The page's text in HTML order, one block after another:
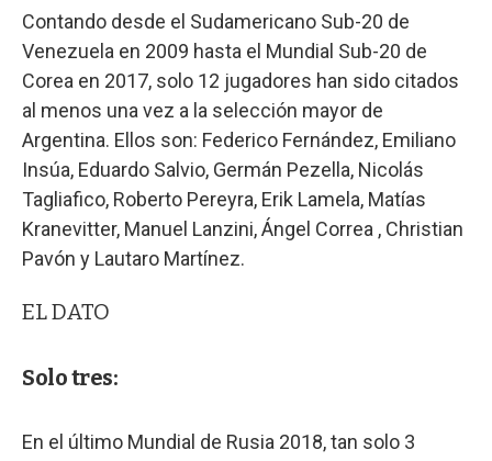
Contando desde el Sudamericano Sub-20 de
Venezuela en 2009 hasta el Mundial Sub-20 de
Corea en 2017, solo 12 jugadores han sido citados
al menos una vez a la selección mayor de
Argentina. Ellos son: Federico Fernández, Emiliano
Insúa, Eduardo Salvio, Germán Pezella, Nicolás
Tagliafico, Roberto Pereyra, Erik Lamela, Matías
Kranevitter, Manuel Lanzini, Ángel Correa , Christian
Pavón y Lautaro Martínez.
EL DATO
Solo tres:
En el último Mundial de Rusia 2018, tan solo 3